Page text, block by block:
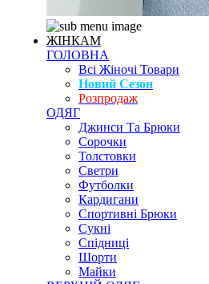
ЖІНКАМ
ГОЛОВНА
Всі Жіночі Товари
Новий Сезон
Розпродаж
ОДЯГ
Джинси Та Брюки
Сорочки
Толстовки
Светри
Футболки
Кардигани
Спортивні Брюки
Сукні
Спідниці
Шорти
Майки